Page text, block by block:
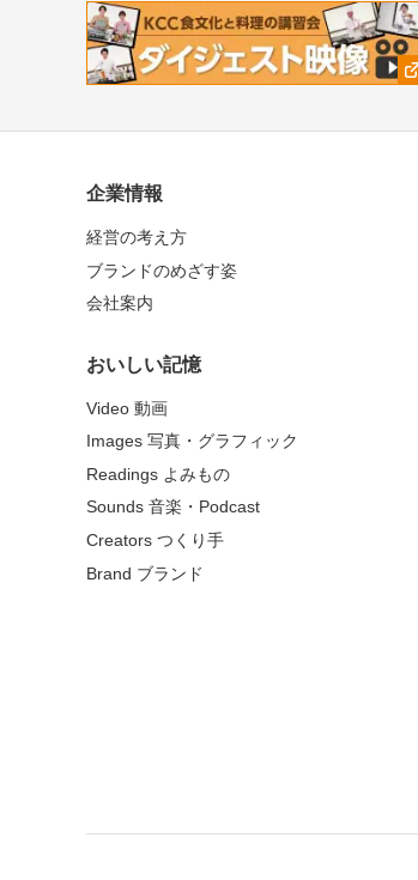
企業情報
経営の考え方
ブランドのめざす姿
会社案内
おいしい記憶
Video 動画
Images 写真・グラフィック
Readings よみもの
Sounds 音楽・Podcast
Creators つくり手
Brand ブランド